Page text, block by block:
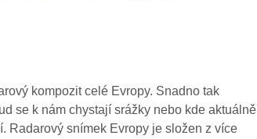
03:00
02:50
02:40
kompozit celé Evropy. Snadno tak
se k nám chystají srážky nebo kde aktuálně
Radarový snímek Evropy je složen z více